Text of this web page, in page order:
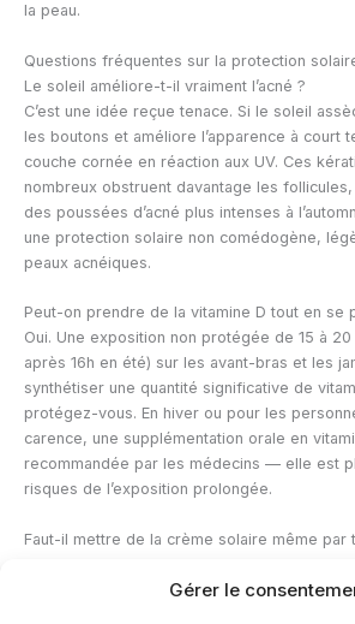
Gérer le
la peau.
Questions fréquentes sur la protection
Le soleil améliore-t-il vraiment l’acné ?
C’est une idée reçue tenace. Si le soleil
les boutons et améliore l’apparence à court
couche cornée en réaction aux UV. Ces
nombreux obstruent davantage les
des poussées d’acné plus intenses à
une protection solaire non comédogène,
peaux acnéiques.
Peut-on prendre de la vitamine D tout en se
Oui. Une exposition non protégée de 15 à 20
après 16h en été) sur les avant-bras et les
synthétiser une quantité significative de
protégez-vous. En hiver ou pour les
carence, une supplémentation orale en
recommandée par les médecins — elle est
risques de l’exposition prolongée.
Faut-il mettre de la crème solaire même par
couvert, 80 % des UV atteignent encore la